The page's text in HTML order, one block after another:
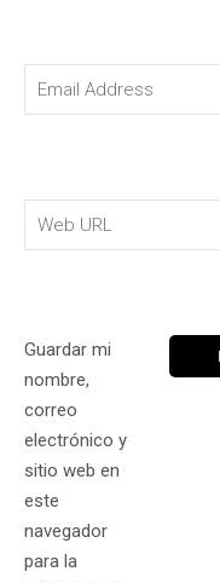
Guardar mi
nombre,
correo
electrónico y
sitio web en
este
navegador
para la